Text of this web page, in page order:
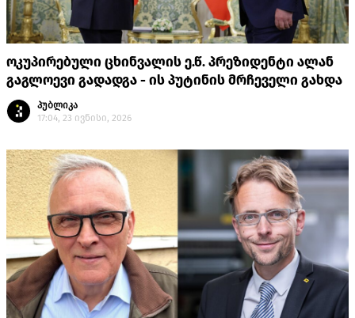
ოკუპირებული ცხინვალის ე.წ. პრეზიდენტი ალან
გაგლოევი გადადგა - ის პუტინის მრჩეველი გახდა
პუბლიკა
17:04, 23 ივნისი, 2026